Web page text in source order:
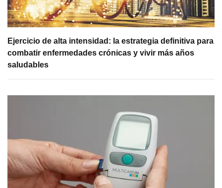
Ejercicio de alta intensidad: la estrategia definitiva para
combatir enfermedades crónicas y vivir más años
saludables